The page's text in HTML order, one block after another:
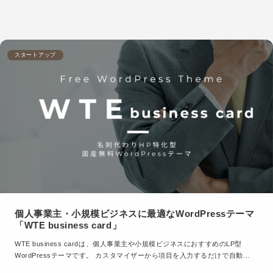
スタートアップ
個人事業主・小規模ビジネスに最適なWordPressテーマ
「WTE business card」
WTE business cardは、個人事業主や小規模ビジネスにおすすめのLP型
WordPressテーマです。 カスタマイザーから項目を入力するだけで自動…